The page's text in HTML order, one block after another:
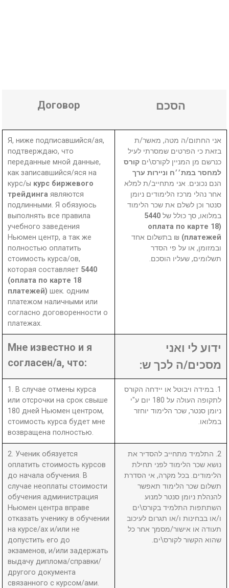
Договор הסכם
Я, ниже подписавшийся/ая,
подтверждаю, что
переданные мной данные,
как записавшийся/яся на
курс/ы курс биржевого
трейдингаявляются
подлинными. Я обязуюсь
выполнять все правила
учебного заведения
Ньюмен центр, а так же
полностью оплатить
стоимость курса/ов,
которая составляет 5440
(оплата по карте 18
платежей)шек. одним
платежом наличными или
согласно договоренности о
платежах.
אני החתום/ה מטה, מאשר/ת
בזאת כי הפרטים שמסרתי לעיל
כנרשם מן המניין לקורס\ים קורס
למחסר במת׳׳ח וניירות ערך
הנם נכונים. אני מתחייב/ת למלא
אחר נהלי מרכז הלימודים ניומן
סנטר וכן לשלם את שכר הלימוד
במלואו, סך כולל של 5440
(оплата по карте 18
платежей)
₪ בתשלום אחד
ובמזומן, או על פי הסדר
תשלומים, שעליו הוסכם.
Мне известно и я
согласен/а, что:
ידוע לי ואני
מסכים/ה לכך ש:
1. В случае отмены курса
или отсрочки на срок свыше
180 дней Ньюмен центром,
стоимость курса будет мне
возвращена полностью.
1. במידה ויבוטל או יידחה הקורס
לתקופה העולה על 180 יום ע"י
ניומן סנטר, שכר הלימוד יוחזר
במלואו.
2. Ученик обязуется
оплатить стоимость курсов
до начала обучения. В
случае неоплаты стоимости
обучения администрация
Ньюмен центра вправе
отказать ученику в обучении
на курсе/ах и/или не
допустить его до
экзаменов, и/или задержать
выдачу диплома/справки/
другого документа
связанного с курсом/ами.
2. התלמיד מתחייב להסדיר את
נושא שכר הלימוד לפני תחילת
הלימודים. בכל מקרה, אי הסדרת
תשלום שכר הלימוד תאפשר
להנהלת ניומן סנטר למנוע
השתתפות התלמיד בקורס\ים
ו/או בבחינות ו/או תגרום לעיכוב
תעודה או אישור/מסמך אחר כל
שהוא הקשור לקורס\ים.